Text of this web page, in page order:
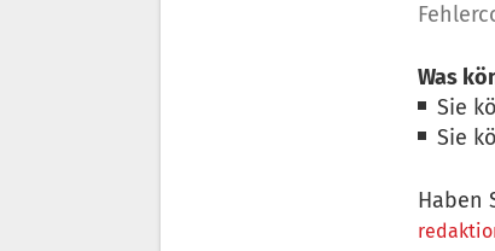
Was
Sie
Sie
Haben